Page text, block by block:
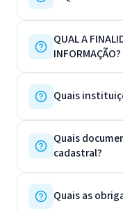
QUAL A
INFORMAÇÃO?
Quais
Quais
cadastral?
Quais as